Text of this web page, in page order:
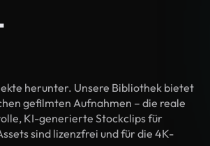
herunter. Unsere Bibliothek bietet
gefilmten Aufnahmen – die reale
KI-generierte Stockclips für
sind lizenzfrei und für die 4K-